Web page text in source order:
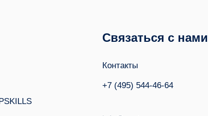
Связаться с нами
Контакты
+7 (495) 544-46-64